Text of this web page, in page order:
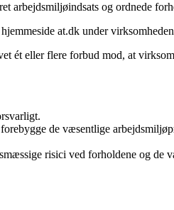
arbejdsmiljøindsats og ordnede
at.dk under
eller flere forbud mod, at
de væsentlige
risici ved forholdene og de